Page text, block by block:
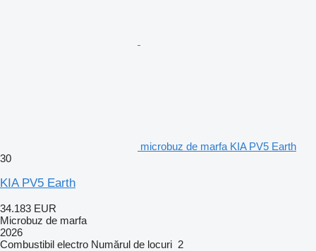
microbuz de marfa KIA PV5 Earth
30
KIA PV5 Earth
34.183 EUR
Microbuz de marfa
2026
Combustibil electro Numărul de locuri 2